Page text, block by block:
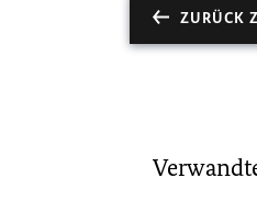
ZURÜCK